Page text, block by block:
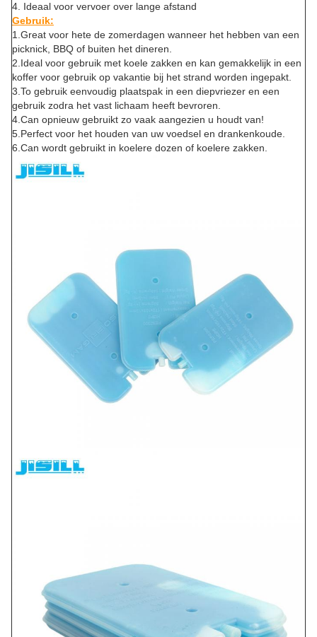
4. Ideaal voor vervoer over lange afstand
Gebruik:
1.Great voor hete de zomerdagen wanneer het hebben van een
picknick, BBQ of buiten het dineren.
2.Ideal voor gebruik met koele zakken en kan gemakkelijk in een
koffer voor gebruik op vakantie bij het strand worden ingepakt.
3.To gebruik eenvoudig plaatspak in een diepvriezer en een
gebruik zodra het vast lichaam heeft bevroren.
4.Can opnieuw gebruikt zo vaak aangezien u houdt van!
5.Perfect voor het houden van uw voedsel en drankenkoude.
6.Can wordt gebruikt in koelere dozen of koelere zakken.